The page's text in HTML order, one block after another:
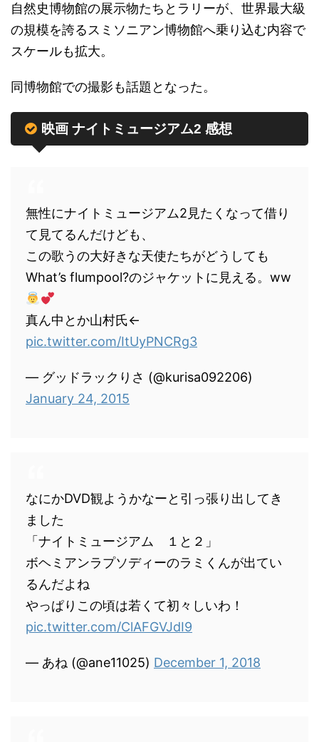
自然史博物館の展示物たちとラリーが、世界最大級
の規模を誇るスミソニアン博物館へ乗り込む内容で
スケールも拡大。
同博物館での撮影も話題となった。
映画 ナイトミュージアム2 感想
無性にナイトミュージアム2見たくなって借り
て見てるんだけども、
この歌うの大好きな天使たちがどうしても
What’s flumpool?のジャケットに見える。ww
真ん中とか山村氏←
pic.twitter.com/ItUyPNCRg3
— グッドラックりさ (@kurisa092206)
January 24, 2015
なにかDVD観ようかなーと引っ張り出してき
ました
「ナイトミュージアム １と２」
ボヘミアンラプソディーのラミくんが出てい
るんだよね
やっぱりこの頃は若くて初々しいわ！
pic.twitter.com/ClAFGVJdI9
— あね (@ane11025) December 1, 2018